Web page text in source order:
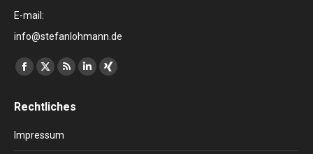
E-mail:
info@stefanlohmann.de
Finden Sie uns auf:
Facebook
opens
new
X
opens
new
RSS
opens
new
Linkedin
new
XING
new
Rechtliches
Impressum